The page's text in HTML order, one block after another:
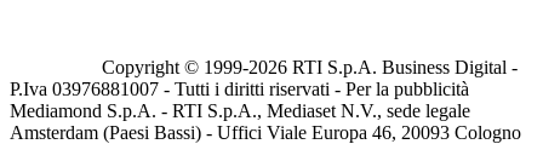
Copyright © 1999-2026 RTI S.p.A. Business Digital -
P.Iva 03976881007 - Tutti i diritti riservati - Per la pubblicità
Mediamond S.p.A. - RTI S.p.A., Mediaset N.V., sede legale
Amsterdam (Paesi Bassi) - Uffici Viale Europa 46, 20093 Cologno